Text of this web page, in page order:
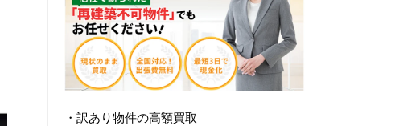
・訳あり物件の高額買取